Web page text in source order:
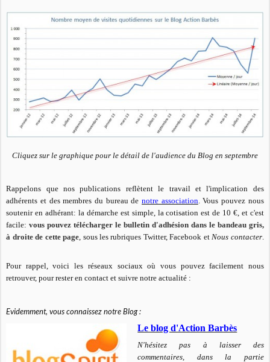
Cliquez sur le graphique pour le détail de l'audience du Blog en septembre
Rappelons que nos publications reflètent le travail et l'implication des
adhérents et des membres du bureau denotre association. Vous pouvez nous
soutenir en adhérant: la démarche est simple, la cotisation est de 10 €, et c'est
facile:vous pouvez télécharger le bulletin d'adhésion dans le bandeau gris,
à droite de cette page, sous les rubriques Twitter, Facebook etNous contacter.
Pour rappel, voici les réseaux sociaux où vous pouvez facilement nous
retrouver, pour rester en contact et suivre notre actualité :
Evidemment, vous connaissez notre Blog :
Le blog d'Action Barbès
N'hésitez pas à laisser des
commentaires, dans la partie